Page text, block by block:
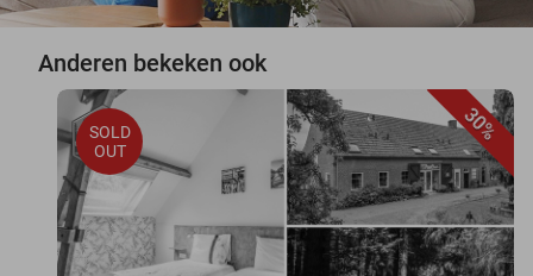
Anderen bekeken ook
30%
SOLD
OUT